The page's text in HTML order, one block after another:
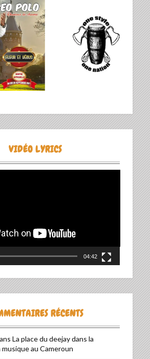
VIDÉO LYRICS
04:42
RÉCENTS
La place du deejay dans la
au Cameroun